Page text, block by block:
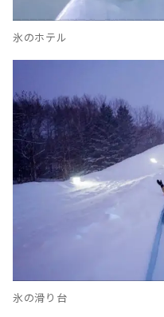
氷のホテル
氷の滑り台